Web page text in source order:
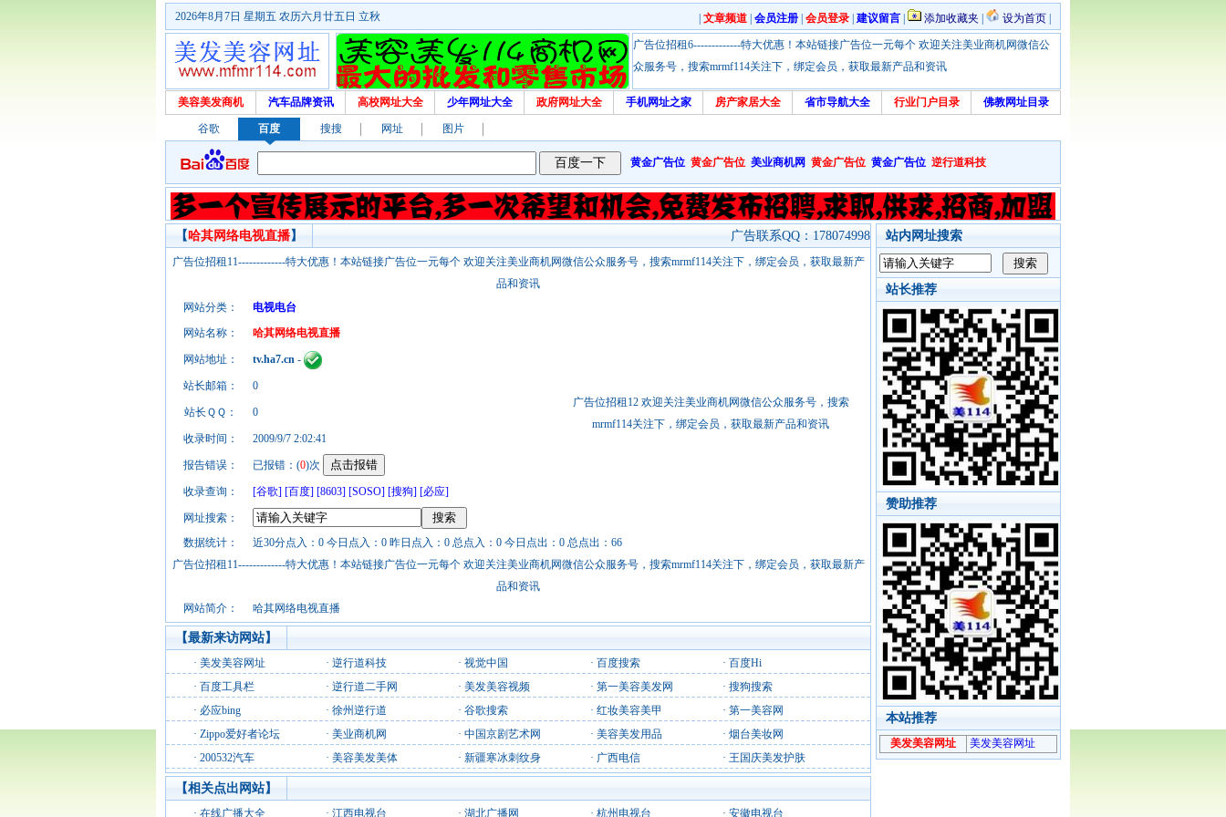
文章频道 会员注册 会员登录 建议留言 添加收藏夹 设为首页
2026年8月7日 星期五 农历六月廿五日 立秋
广告位招租6-------------特大优惠！本站链接广告位一元每个 欢迎关注美业商机网微信公
众服务号，搜索mrmf114关注下，绑定会员，获取最新产品和资讯
美容美发商机 汽车品牌资讯 高校网址大全 少年网址大全 政府网址大全 手机网址之家 房产家居大全 省市导航大全 行业门户目录 佛教网址目录
谷歌 百度 搜搜 网址 图片
黄金广告位 黄金广告位 美业商机网 黄金广告位 黄金广告位 逆行道科技
站内网址搜索
站长推荐
赞助推荐
本站推荐
广告联系QQ：178074998
【哈其网络电视直播】
广告位招租11-------------特大优惠！本站链接广告位一元每个 欢迎关注美业商机网微信公众服务号，搜索mrmf114关注下，绑定会员，获取最新产
品和资讯
网站分类：
电视电台
广告位招租12 欢迎关注美业商机网微信公众服务号，搜索
mrmf114关注下，绑定会员，获取最新产品和资讯
网站名称： 哈其网络电视直播
网站地址： tv.ha7.cn -
站长邮箱： 0
站长ＱＱ： 0
收录时间： 2009/9/7 2:02:41
报告错误： 已报错：(0)次
收录查询： [谷歌] [百度] [8603] [SOSO] [搜狗] [必应]
网址搜索：
数据统计：
近30分点入：0 今日点入：0 昨日点入：0 总点入：0 今日点出：0 总点出：66
广告位招租11-------------特大优惠！本站链接广告位一元每个 欢迎关注美业商机网微信公众服务号，搜索mrmf114关注下，绑定会员，获取最新产
品和资讯
网站简介：
哈其网络电视直播
【最新来访网站】
· 美发美容网址 · 逆行道科技 · 视觉中国 · 百度搜索 · 百度Hi
· 百度工具栏 · 逆行道二手网 · 美发美容视频 · 第一美容美发网 · 搜狗搜索
· 必应bing · 徐州逆行道 · 谷歌搜索 · 红妆美容美甲 · 第一美容网
· Zippo爱好者论坛 · 美业商机网 · 中国京剧艺术网 · 美容美发用品 · 烟台美妆网
· 200532汽车 · 美容美发美体 · 新疆寒冰刺纹身 · 广西电信 · 王国庆美发护肤
【相关点出网站】
· 在线广播大全 · 江西电视台 · 湖北广播网 · 杭州电视台 · 安徽电视台